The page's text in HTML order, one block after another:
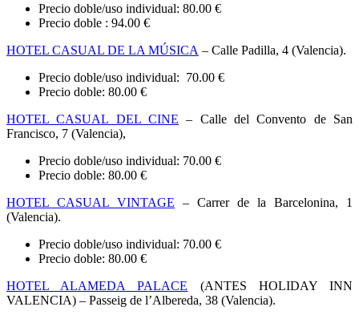
Precio doble/uso individual: 80.00 €
Precio doble : 94.00 €
HOTEL CASUAL DE LA MÚSICA – Calle Padilla, 4 (Valencia).
Precio doble/uso individual: 70.00 €
Precio doble: 80.00 €
HOTEL CASUAL DEL CINE – Calle del Convento de San
Francisco, 7 (Valencia),
Precio doble/uso individual: 70.00 €
Precio doble: 80.00 €
HOTEL CASUAL VINTAGE – Carrer de la Barcelonina, 1
(Valencia).
Precio doble/uso individual: 70.00 €
Precio doble: 80.00 €
HOTEL ALAMEDA PALACE (ANTES HOLIDAY INN
VALENCIA) – Passeig de l’Albereda, 38 (Valencia).